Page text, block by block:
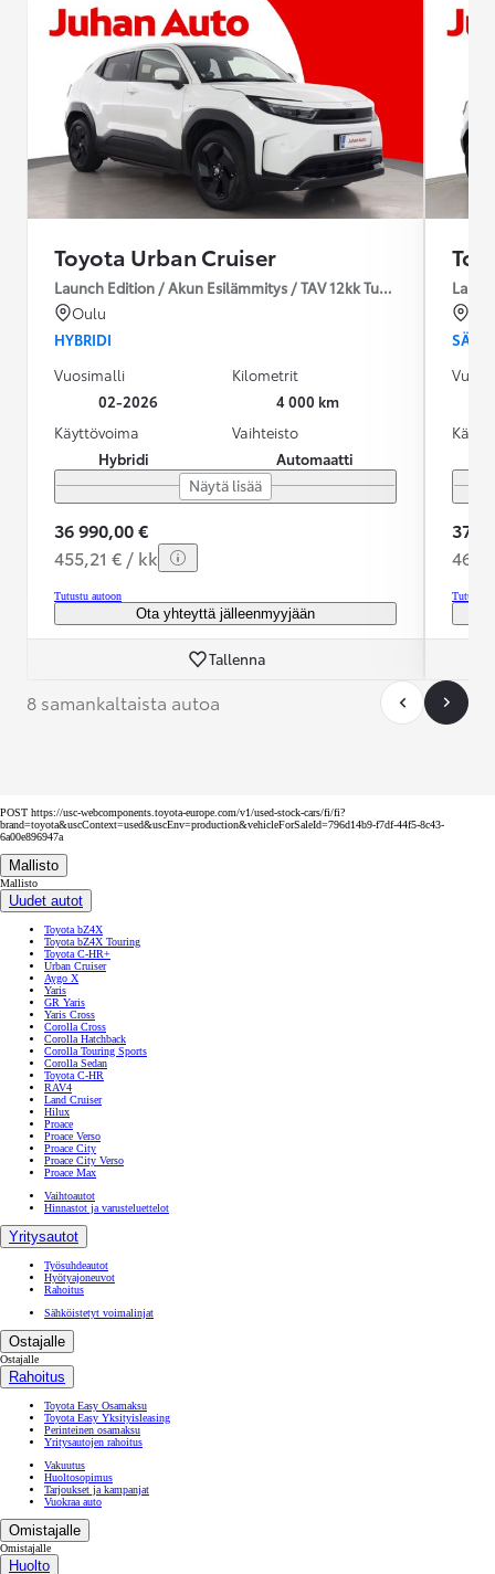
Toyota Urban Cruiser
Launch Edition / Akun Esilämmitys / TAV 12kk Turva / Apple
Oulu
HYBRIDI
Vuosimalli
02-2026
Kilometrit
4 000 km
Käyttövoima
Hybridi
Vaihteisto
Automaatti
Näytä lisää
36 990,00 €
455,21 € / kk
Tutustu autoon
Ota yhteyttä jälleenmyyjään
Tallenna
37
Tutustu
8 samankaltaista autoa
POST https://usc-webcomponents.toyota-europe.com/v1/used-stock-cars/fi/fi?
brand=toyota&uscContext=used&uscEnv=production&vehicleForSaleId=796d14b9-f7df-44f5-8c43-
6a00e896947a
Mallisto
Mallisto
Uudet autot
Toyota bZ4X
Toyota bZ4X Touring
Toyota C-HR+
Urban Cruiser
Aygo X
Yaris
GR Yaris
Yaris Cross
Corolla Cross
Corolla Hatchback
Corolla Touring Sports
Corolla Sedan
Toyota C-HR
RAV4
Land Cruiser
Hilux
Proace
Proace Verso
Proace City
Proace City Verso
Proace Max
Vaihtoautot
Hinnastot ja varusteluettelot
Yritysautot
Työsuhdeautot
Hyötyajoneuvot
Rahoitus
Sähköistetyt voimalinjat
Ostajalle
Ostajalle
Rahoitus
Toyota Easy Osamaksu
Toyota Easy Yksityisleasing
Perinteinen osamaksu
Yritysautojen rahoitus
Vakuutus
Huoltosopimus
Tarjoukset ja kampanjat
Vuokraa auto
Omistajalle
Omistajalle
Huolto